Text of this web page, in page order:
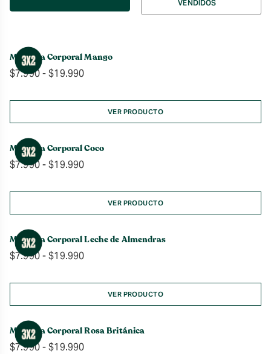
por
VENDIDOS
Manteca Corporal Mango
$7.990- $19.990Rango
precios:
desde
$7.990
$19.990
VER PRODUCTO
Manteca Corporal Coco
$7.990- $19.990Rango
precios:
desde
$7.990
$19.990
VER PRODUCTO
Manteca Corporal Leche de Almendras
$7.990- $19.990Rango
precios:
desde
$7.990
$19.990
VER PRODUCTO
Manteca Corporal Rosa Británica
$7.990- $19.990Rango